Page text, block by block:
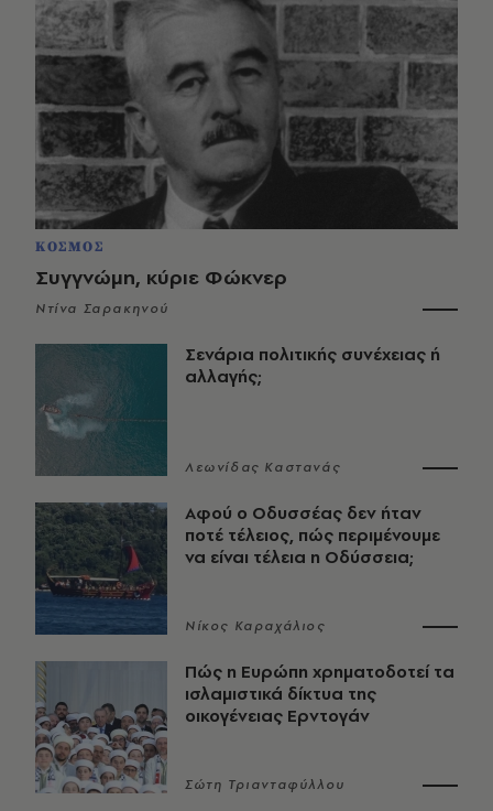
ΚΟΣΜΟΣ
Συγγνώμη, κύριε Φώκνερ
Ντίνα Σαρακηνού
Σενάρια πολιτικής συνέχειας ή
αλλαγής;
Λεωνίδας Καστανάς
Αφού ο Οδυσσέας δεν ήταν
ποτέ τέλειος, πώς περιμένουμε
να είναι τέλεια η Οδύσσεια;
Νίκος Καραχάλιος
Πώς η Ευρώπη χρηματοδοτεί τα
ισλαμιστικά δίκτυα της
οικογένειας Ερντογάν
Σώτη Τριανταφύλλου